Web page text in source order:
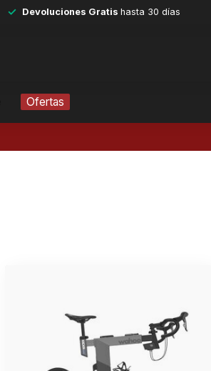
Devoluciones Gratis hasta 30 días
Ofertas